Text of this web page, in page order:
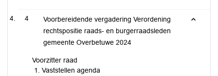
4
Voorbereidende vergadering Verordening
rechtspositie raads- en burgerraadsleden
gemeente Overbetuwe 2024
Voorzitter raad
Vaststellen agenda